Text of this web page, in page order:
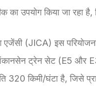
का उपयोग किया जा
एजेंसी (JICA) इस
ट्रेन सेट (E5 और
320 किमी/घंटा है, जिसे